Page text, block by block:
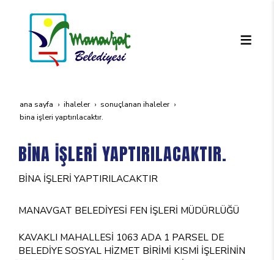
ana sayfa i̇haleler
sonuçlanan i̇haleler
bi̇na i̇şleri̇ yaptirilacaktir.
BİNA İŞLERİ YAPTIRILACAKTIR.
BİNA İŞLERİ YAPTIRILACAKTIR
MANAVGAT BELEDİYESİ FEN İŞLERİ MÜDÜRLÜĞÜ
KAVAKLI MAHALLESİ 1063 ADA 1 PARSEL DE
BELEDİYE SOSYAL HİZMET BİRİMİ KISMİ İŞLERİNİN